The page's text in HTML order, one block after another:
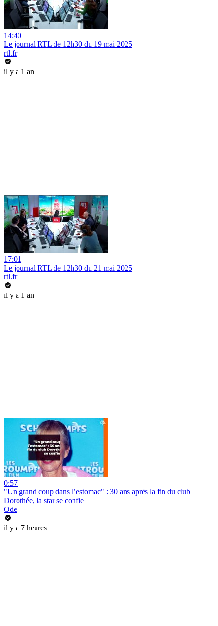
14:40
Le journal RTL de 12h30 du 19 mai 2025
rtl.fr
il y a 1 an
17:01
Le journal RTL de 12h30 du 21 mai 2025
rtl.fr
il y a 1 an
0:57
"Un grand coup dans l’estomac" : 30 ans après la fin du club
Dorothée, la star se confie
Ode
il y a 7 heures